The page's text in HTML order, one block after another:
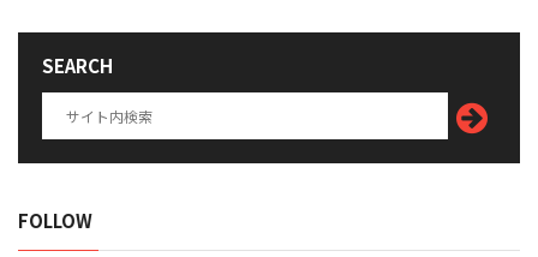
SEARCH
FOLLOW